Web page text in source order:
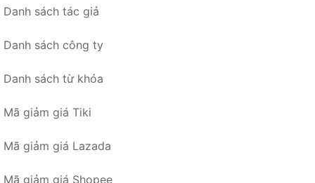
Danh sách tác giả
Danh sách công ty
Danh sách từ khóa
Mã giảm giá Tiki
Mã giảm giá Lazada
Mã giảm giá Shopee